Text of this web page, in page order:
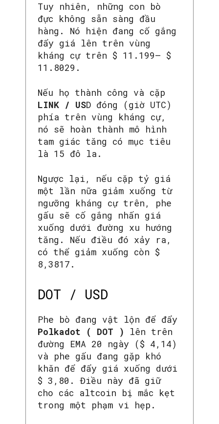
Tuy nhiên, những con bò
đực không sẵn sàng đầu
hàng. Nó hiện đang cố gắng
đẩy giá lên trên vùng
kháng cự trên $ 11.199– $
11.8029.
Nếu họ thành công và cặp
LINK / USD đóng (giờ UTC)
phía trên vùng kháng cự,
nó sẽ hoàn thành mô hình
tam giác tăng có mục tiêu
là 15 đô la.
Ngược lại, nếu cặp tỷ giá
một lần nữa giảm xuống từ
ngưỡng kháng cự trên, phe
gấu sẽ cố gắng nhấn giá
xuống dưới đường xu hướng
tăng. Nếu điều đó xảy ra,
có thể giảm xuống còn $
8,3817.
DOT / USD
Phe bò đang vật lộn để đẩy
Polkadot ( DOT ) lên trên
đường EMA 20 ngày ($ 4,14)
và phe gấu đang gặp khó
khăn để đẩy giá xuống dưới
$ 3,80. Điều này đã giữ
cho các altcoin bị mắc kẹt
trong một phạm vi hẹp.